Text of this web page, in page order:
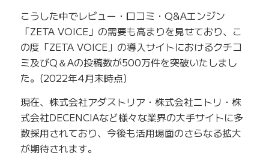
こうした中でレビュー・口コミ・Q&Aエンジン
「ZETA VOICE」の需要も高まりを見せており、こ
の度「ZETA VOICE」の導入サイトにおけるクチコ
ミ及びQ＆Aの投稿数が500万件を突破いたしまし
た。(2022年4月末時点)
現在、株式会社アダストリア・株式会社ニトリ・株
式会社DECENCIAなど様々な業界の大手サイトに多
数採用されており、今後も活用場面のさらなる拡大
が期待されます。